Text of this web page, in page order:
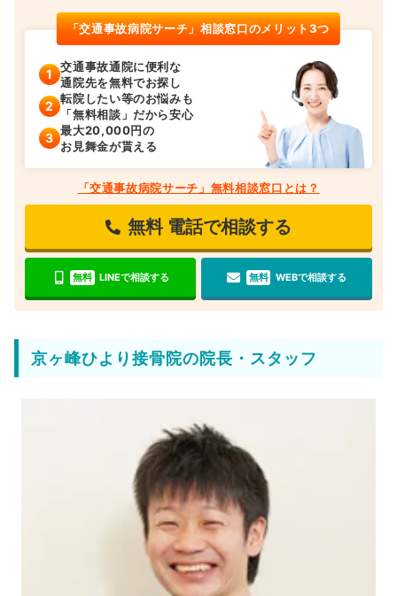
「交通事故病院サーチ」相談窓口のメリット3つ
交通事故通院に便利な
通院先を無料でお探し
転院したい等のお悩みも
「無料相談」だから安心
最大20,000円の
お見舞金が貰える
「交通事故病院サーチ」無料相談窓口とは？
無料 電話で相談する
無料 LINEで相談する 無料 WEBで相談する
京ヶ峰ひより接骨院の院長・スタッフ